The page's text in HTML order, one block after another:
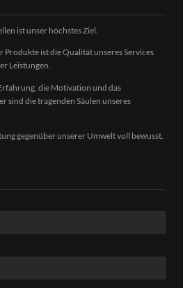
ist unser höchstes Ziel.
Produkte ist die Qualität unseres Services
Leistungen.
die Motivation und das
sind die tragenden Säulen unseres
gegenüber unserer Umwelt voll bewusst.